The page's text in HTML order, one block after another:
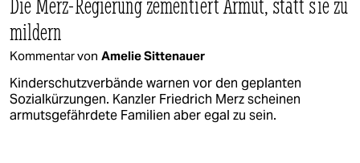
mildern
Kommentar von Amelie Sittenauer
Kinderschutzverbände warnen vor den geplanten
Sozialkürzungen. Kanzler Friedrich Merz scheinen
armutsgefährdete Familien aber egal zu sein.